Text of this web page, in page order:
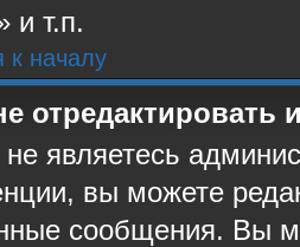
и т.п.
к началу
отредактировать
являетесь
вы можете
сообщения. Вы